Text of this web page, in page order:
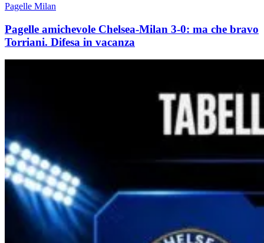
Pagelle Milan
Pagelle amichevole Chelsea-Milan 3-0: ma che bravo
Torriani. Difesa in vacanza